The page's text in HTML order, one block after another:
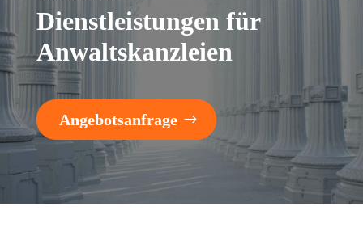
Dienstleistungen für
Anwaltskanzleien
Angebotsanfrage